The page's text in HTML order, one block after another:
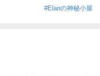
#Elanの神秘小屋